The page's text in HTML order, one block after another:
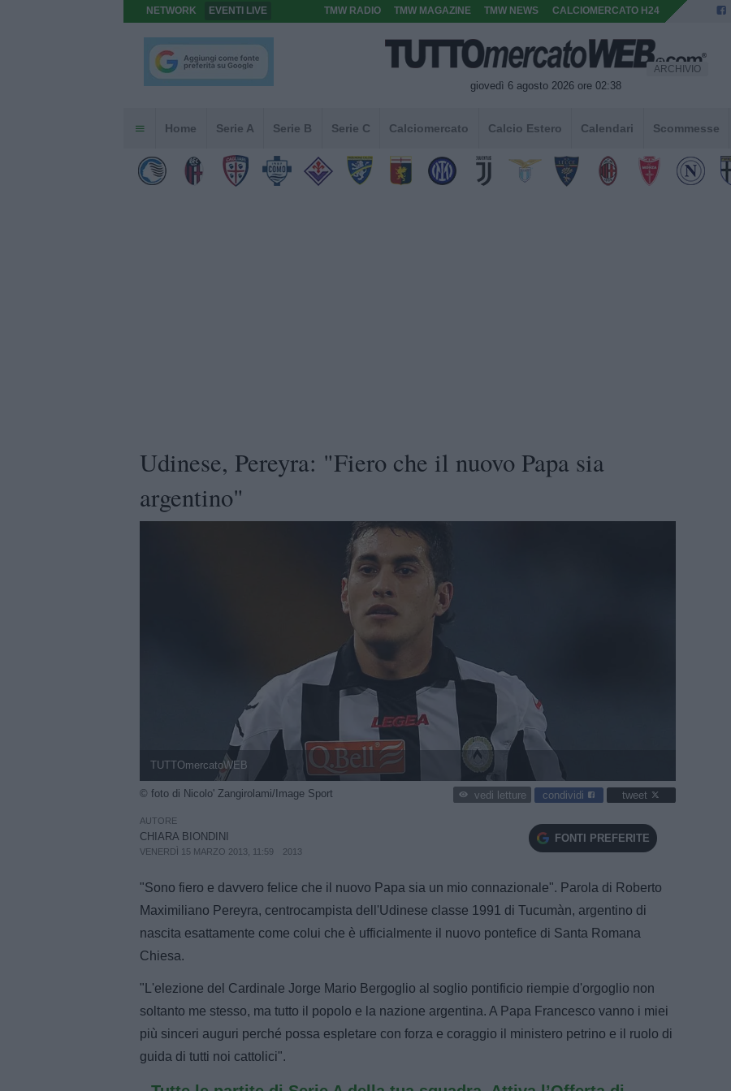
NETWORK EVENTI LIVE TMW RADIO TMW MAGAZINE TMW NEWS CALCIOMERCATO H24
giovedì 6 agosto 2026 ore 02:38
ARCHIVIO
Home Serie A Serie B Serie C Calciomercato Calcio Estero Calendari Scommesse
Udinese, Pereyra: "Fiero che il nuovo Papa sia
argentino"
TUTTOmercatoWEB
© foto di Nicolo' Zangirolami/Image Sport vedi letture condividi tweet
AUTORE
CHIARA BIONDINI
VENERDÌ 15 MARZO 2013, 11:59 2013
FONTI PREFERITE
"Sono fiero e davvero felice che il nuovo Papa sia un mio connazionale". Parola di Roberto
Maximiliano Pereyra, centrocampista dell'Udinese classe 1991 di Tucumàn, argentino di
nascita esattamente come colui che è ufficialmente il nuovo pontefice di Santa Romana
Chiesa.
"L'elezione del Cardinale Jorge Mario Bergoglio al soglio pontificio riempie d'orgoglio non
soltanto me stesso, ma tutto il popolo e la nazione argentina. A Papa Francesco vanno i miei
più sinceri auguri perché possa espletare con forza e coraggio il ministero petrino e il ruolo di
guida di tutti noi cattolici".